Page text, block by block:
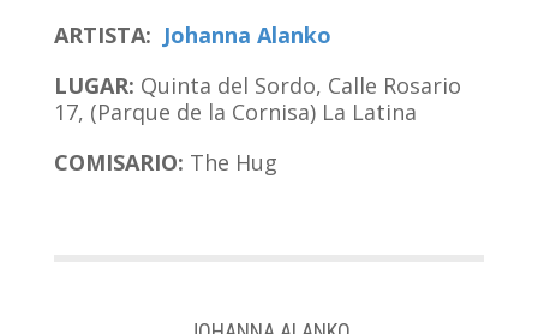
ARTISTA: Johanna Alanko
LUGAR: Quinta del Sordo, Calle Rosario
17, (Parque de la Cornisa) La Latina
COMISARIO: The Hug